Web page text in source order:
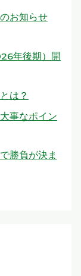
お知らせ
年後期）開
は？
事なポイン
勝負が決ま